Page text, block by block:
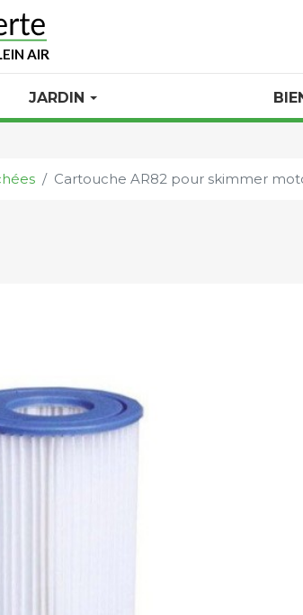
AIR
JARDIN
Cartouche AR82 pour skimmer